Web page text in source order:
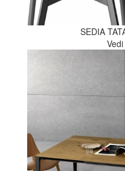
SEDIA